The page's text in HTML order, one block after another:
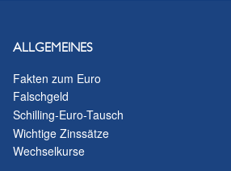
ALLGEMEINES
Fakten zum Euro
Falschgeld
Schilling-Euro-Tausch
Wichtige Zinssätze
Wechselkurse